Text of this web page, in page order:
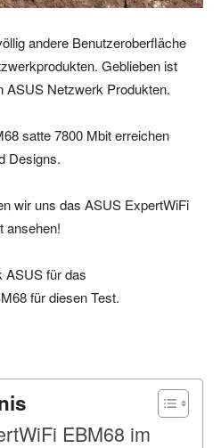
andere Benutzeroberfläche
Geblieben ist
ASUS Netzwerk Produkten.
satte 7800 Mbit erreichen
Designs.
wir uns das ASUS ExpertWiFi
ansehen!
ASUS für das
für diesen Test.
EBM68 im